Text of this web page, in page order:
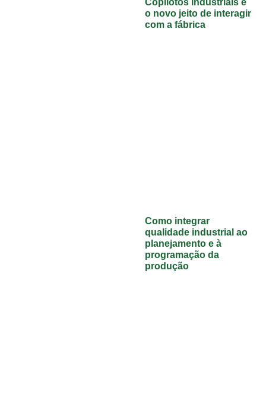
Copilotos industriais e
o novo jeito de interagir
com a fábrica
Como integrar
qualidade industrial ao
planejamento e à
programação da
produção